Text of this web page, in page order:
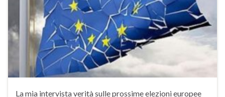
La mia intervista verità sulle prossime elezioni europee